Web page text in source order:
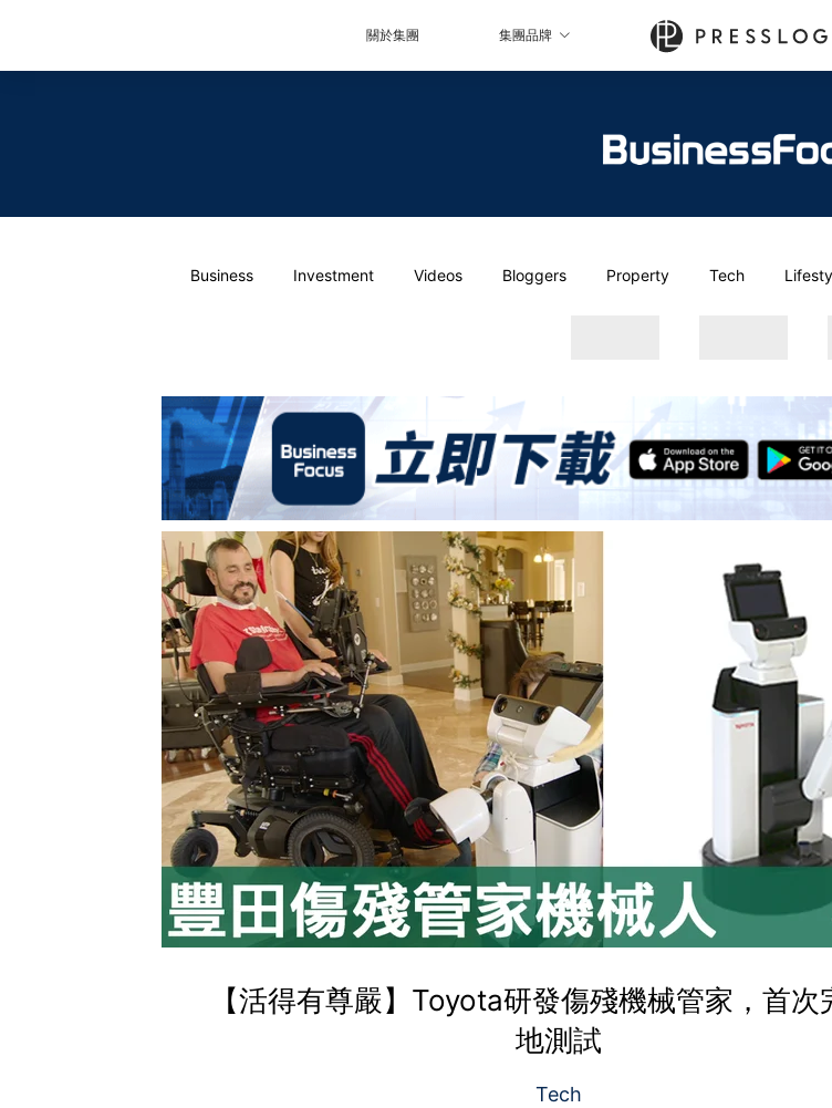
關於集團 集團品牌
Business Investment Videos Bloggers Property Tech
【活得有尊嚴】Toyota研發傷殘機械管家，首次
地測試
Tech